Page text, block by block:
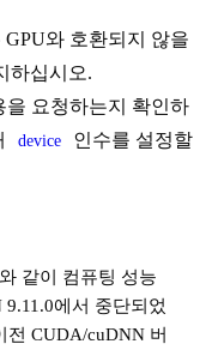
와 호환되지 않을
하십시오.
을 요청하는지 확인하
device
인수를 설정할
같이 컴퓨팅 성능
에서 중단되었
전 CUDA/cuDNN 버